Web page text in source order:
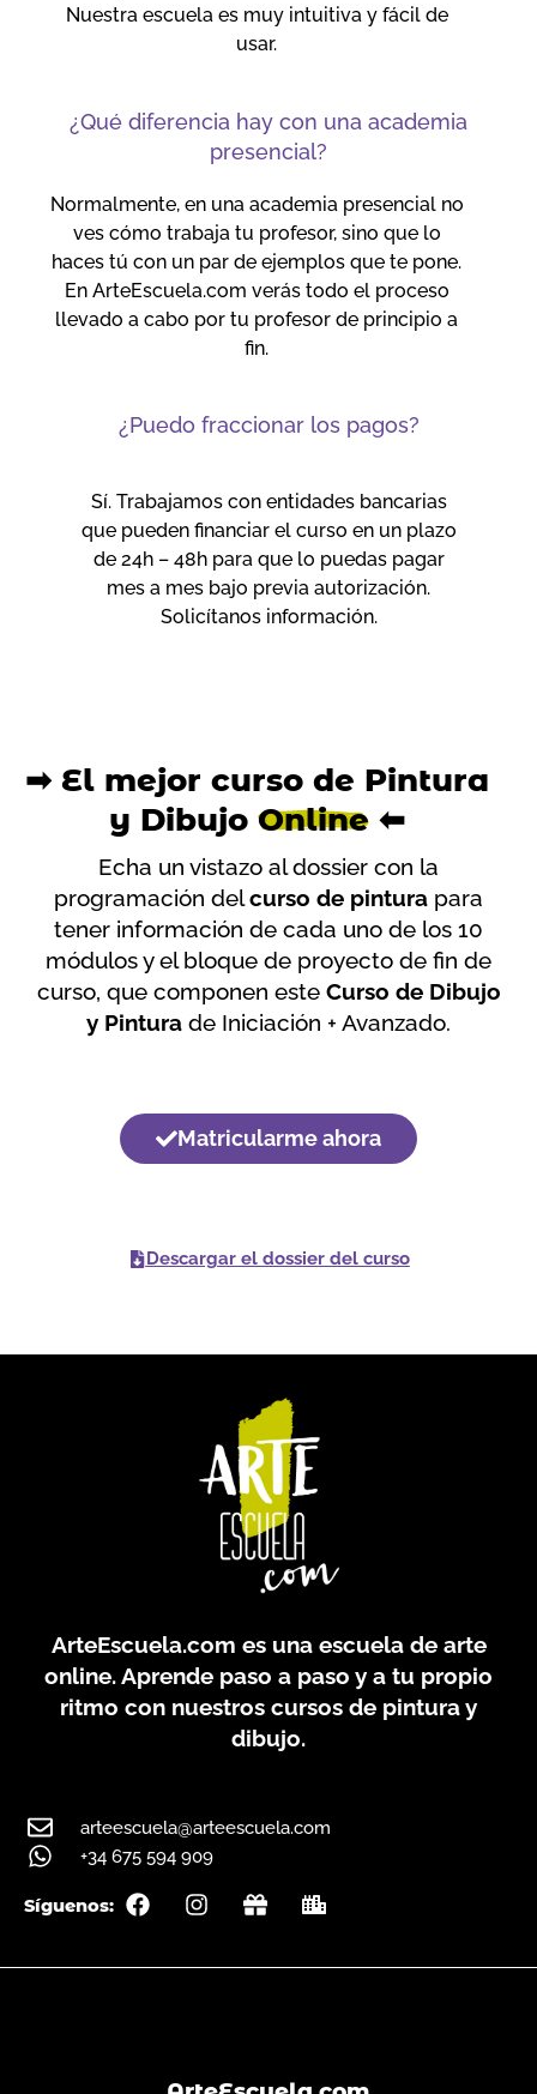
Nuestra escuela es muy intuitiva y fácil de
usar.
¿Qué diferencia hay con una academia
presencial?
Normalmente, en una academia presencial no
ves cómo trabaja tu profesor, sino que lo
haces tú con un par de ejemplos que te pone.
En ArteEscuela.com verás todo el proceso
llevado a cabo por tu profesor de principio a
fin.
¿Puedo fraccionar los pagos?
Sí. Trabajamos con entidades bancarias
que pueden financiar el curso en un plazo
de 24h – 48h para que lo puedas pagar
mes a mes bajo previa autorización.
Solicítanos información.
➡ El mejor curso de Pintura
y Dibujo Online⬅
Echa un vistazo al dossier con la
programación delcurso de pintura para
tener información de cada uno de los 10
módulos y el bloque de proyecto de fin de
curso, que componen este Curso de Dibujo
y Pintura de Iniciación + Avanzado.
Matricularme ahora
Descargar el dossier del curso
ArteEscuela.com es una escuela de arte
online. Aprende paso a paso y a tu propio
ritmo con nuestros cursos de pintura y
dibujo.
arteescuela@arteescuela.com
+34 675 594 909
Síguenos:
F
a
e
I
n
t
m
G
i
t
C
i
y